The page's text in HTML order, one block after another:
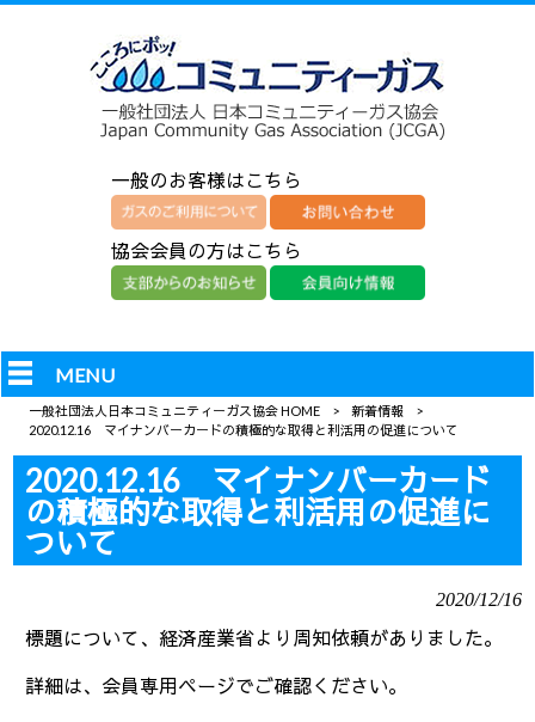
一般のお客様はこちら
協会会員の方はこちら
MENU
一般社団法人日本コミュニティーガス協会 HOME > 新着情報
>
2020.12.16 マイナンバーカードの積極的な取得と利活用の促進について
2020.12.16 マイナンバーカード
の積極的な取得と利活用の促進に
ついて
2020/12/16
標題について、経済産業省より周知依頼がありました。
詳細は、会員専用ページでご確認ください。